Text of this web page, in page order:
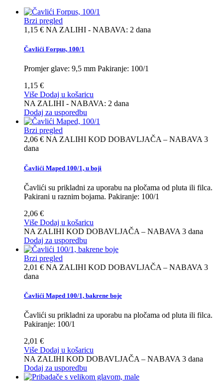
Brzi pregled
1,15 € NA ZALIHI - NABAVA: 2 dana
Čavlići Forpus, 100/1
Promjer glave: 9,5 mm Pakiranje: 100/1
1,15 €
Više Dodaj u košaricu
NA ZALIHI - NABAVA: 2 dana
Dodaj za usporedbu
Brzi pregled
2,06 € NA ZALIHI KOD DOBAVLJAČA – NABAVA 3
dana
Čavlići Maped 100/1, u boji
Čavlići su prikladni za uporabu na pločama od pluta ili filca.
Pakirani u raznim bojama. Pakiranje: 100/1
2,06 €
Više Dodaj u košaricu
NA ZALIHI KOD DOBAVLJAČA – NABAVA 3 dana
Dodaj za usporedbu
Brzi pregled
2,01 € NA ZALIHI KOD DOBAVLJAČA – NABAVA 3
dana
Čavlići Maped 100/1, bakrene boje
Čavlići su prikladni za uporabu na pločama od pluta ili filca.
Pakiranje: 100/1
2,01 €
Više Dodaj u košaricu
NA ZALIHI KOD DOBAVLJAČA – NABAVA 3 dana
Dodaj za usporedbu